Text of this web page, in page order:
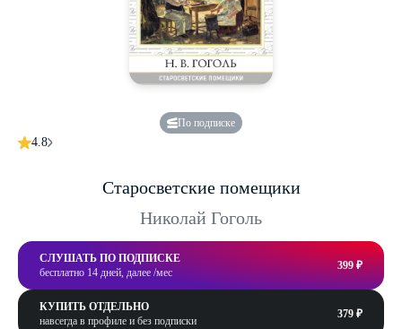
По подписке
4.8
Старосветские помещики
Николай Гоголь
СЛУШАТЬ ПО ПОДПИСКЕ
бесплатно 14 дней, далее /мес
399 ₽
КУПИТЬ ОТДЕЛЬНО
навсегда в профиле и без подписки
379 ₽